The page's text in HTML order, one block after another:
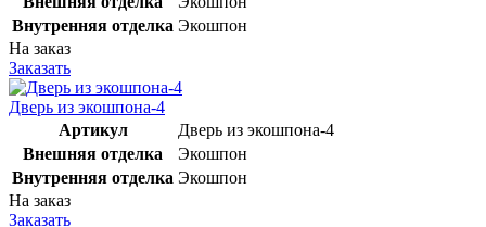
Внутренняя отделка Экошпон
На заказ
Заказать
Дверь из экошпона-4
Артикул
Дверь из экошпона-4
Внешняя отделка
Экошпон
Внутренняя отделка Экошпон
На заказ
Заказать